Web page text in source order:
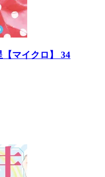
マイクロ】 34